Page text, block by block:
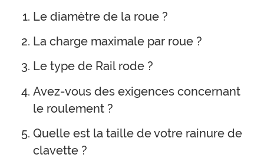
Le diamètre de la roue ?
La charge maximale par roue ?
Le type de Rail rode ?
Avez-vous des exigences concernant
le roulement ?
Quelle est la taille de votre rainure de
clavette ?